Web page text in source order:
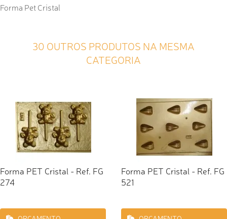
Forma Pet Cristal
30 OUTROS PRODUTOS NA MESMA
CATEGORIA
Forma PET Cristal - Ref. FG
274
Forma PET Cristal - Ref. FG
521